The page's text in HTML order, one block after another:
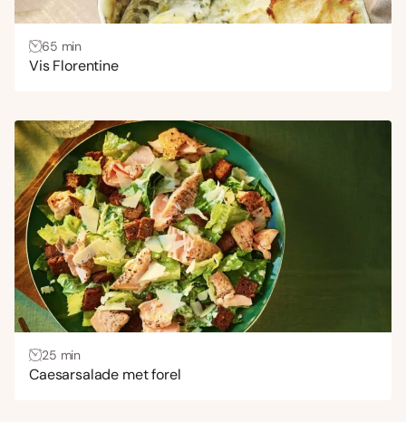
65 min
Vis Florentine
25 min
Caesarsalade met forel